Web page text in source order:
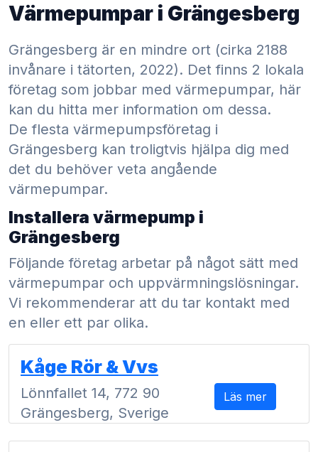
Värmepumpar i Grängesberg
Grängesberg är en mindre ort (cirka 2188
invånare i tätorten, 2022). Det finns 2 lokala
företag som jobbar med värmepumpar, här
kan du hitta mer information om dessa.
De flesta värmepumpsföretag i
Grängesberg kan troligtvis hjälpa dig med
det du behöver veta angående
värmepumpar.
Installera värmepump i
Grängesberg
Följande företag arbetar på något sätt med
värmepumpar och uppvärmningslösningar.
Vi rekommenderar att du tar kontakt med
en eller ett par olika.
Kåge Rör & Vvs
Lönnfallet 14, 772 90
Grängesberg, Sverige
Läs mer